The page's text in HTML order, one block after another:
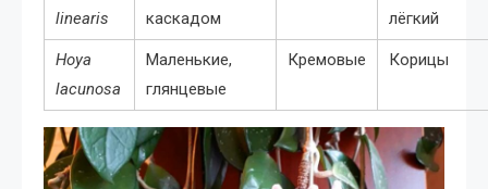
linearis
каскадом
лёгкий
Hoya
lacunosa
Маленькие,
глянцевые
Кремовые Корицы